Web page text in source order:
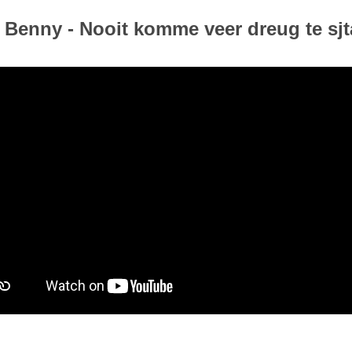
- Nooit komme veer dreug te